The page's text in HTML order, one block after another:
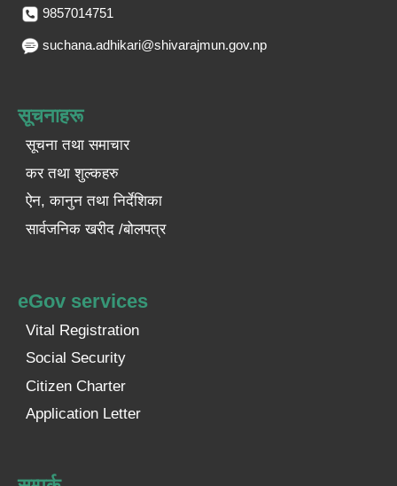
9857014751
suchana.adhikari@shivarajmun.gov.np
सूचनाहरू
सूचना तथा समाचार
कर तथा शुल्कहरु
ऐन, कानुन तथा निर्देशिका
सार्वजनिक खरीद /बोलपत्र
eGov services
Vital Registration
Social Security
Citizen Charter
Application Letter